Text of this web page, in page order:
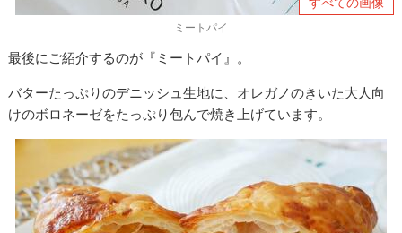
ミートパイ
最後にご紹介するのが『ミートパイ』。
バターたっぷりのデニッシュ生地に、オレガノのきいた大人向
けのボロネーゼをたっぷり包んで焼き上げています。